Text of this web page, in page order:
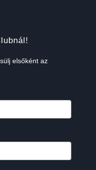
elsőként az